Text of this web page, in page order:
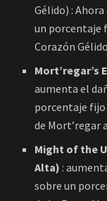
Gélido) :
un porcentaje
Corazón
Mort’regar’s
aumenta el
porcentaje fijo
de Mort’regar
Might of the
Alta) :
sobre un